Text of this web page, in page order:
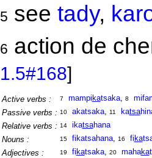
5 see tady,
6 action de
1.5#168]
Active verbs : 7 mampi katsaka, 8
Passive verbs : 10 akatsaka, 11 katsa
Relative verbs : 14 ikatsahana
Nouns :
15 fikatsahana, 16 fi ka
Adjectives :
19 fi katsaka, 20 mahaka